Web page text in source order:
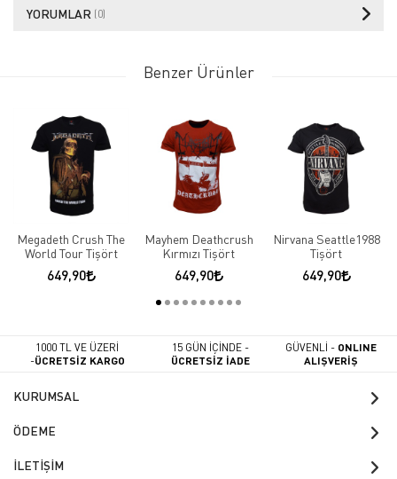
YORUMLAR (0)
Benzer Ürünler
Megadeth Crush The
World Tour Tişört
649,90
Mayhem Deathcrush
Kırmızı Tişört
649,90
Nirvana Seattle1988
Tişört
649,90
1000 TL VE ÜZERİ
-ÜCRETSİZ KARGO
15 GÜN İÇİNDE -
ÜCRETSİZ İADE
GÜVENLİ - ONLINE
ALIŞVERİŞ
KURUMSAL
ÖDEME
İLETİŞİM